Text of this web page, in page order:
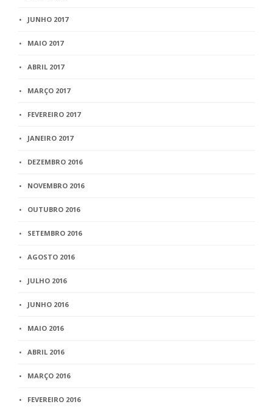
JUNHO 2017
MAIO 2017
ABRIL 2017
MARÇO 2017
FEVEREIRO 2017
JANEIRO 2017
DEZEMBRO 2016
NOVEMBRO 2016
OUTUBRO 2016
SETEMBRO 2016
AGOSTO 2016
JULHO 2016
JUNHO 2016
MAIO 2016
ABRIL 2016
MARÇO 2016
FEVEREIRO 2016